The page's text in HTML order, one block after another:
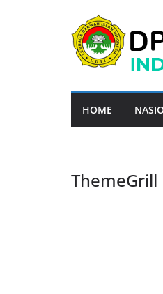
HOME
ThemeGrill